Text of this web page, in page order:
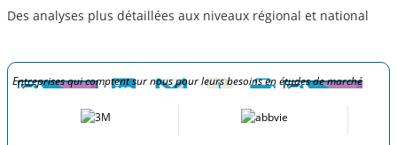
Des analyses plus détaillées aux niveaux régional et national
Entreprises qui comptent sur nous pour leurs besoins en études de marché